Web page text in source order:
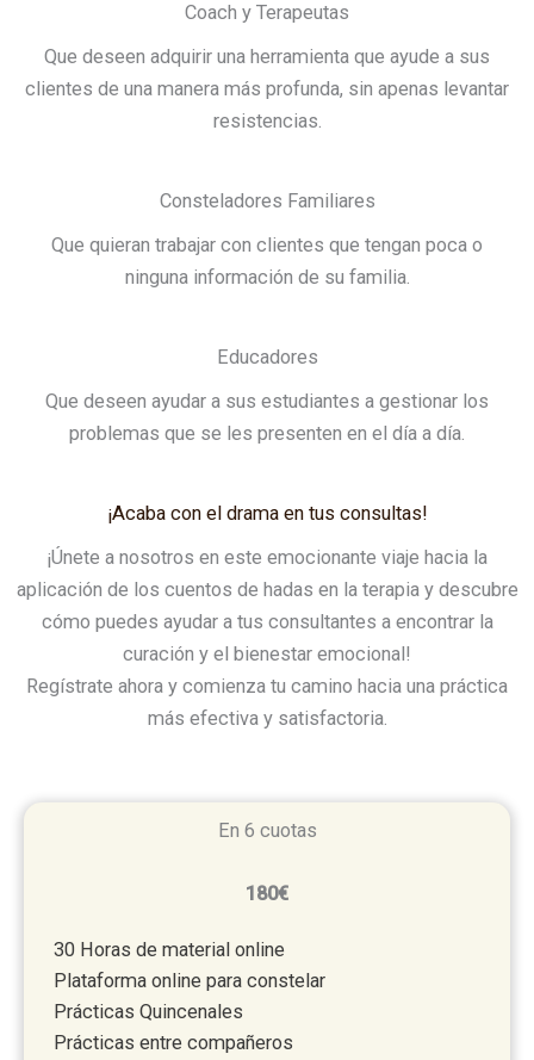
Coach y Terapeutas
Que deseen adquirir una herramienta que ayude a sus
clientes de una manera más profunda, sin apenas levantar
resistencias.
Consteladores Familiares
Que quieran trabajar con clientes que tengan poca o
ninguna información de su familia.
Educadores
Que deseen ayudar a sus estudiantes a gestionar los
problemas que se les presenten en el día a día.
¡Acaba con el drama en tus consultas!
¡Únete a nosotros en este emocionante viaje hacia la
aplicación de los cuentos de hadas en la terapia y descubre
cómo puedes ayudar a tus consultantes a encontrar la
curación y el bienestar emocional!
Regístrate ahora y comienza tu camino hacia una práctica
más efectiva y satisfactoria.
En 6 cuotas
180€
30 Horas de material online
Plataforma online para constelar
Prácticas Quincenales
Prácticas entre compañeros